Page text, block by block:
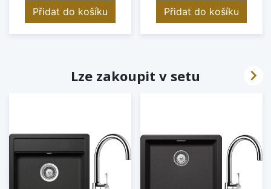
Přidat do košíku Přidat do košíku
Lze zakoupit v setu 